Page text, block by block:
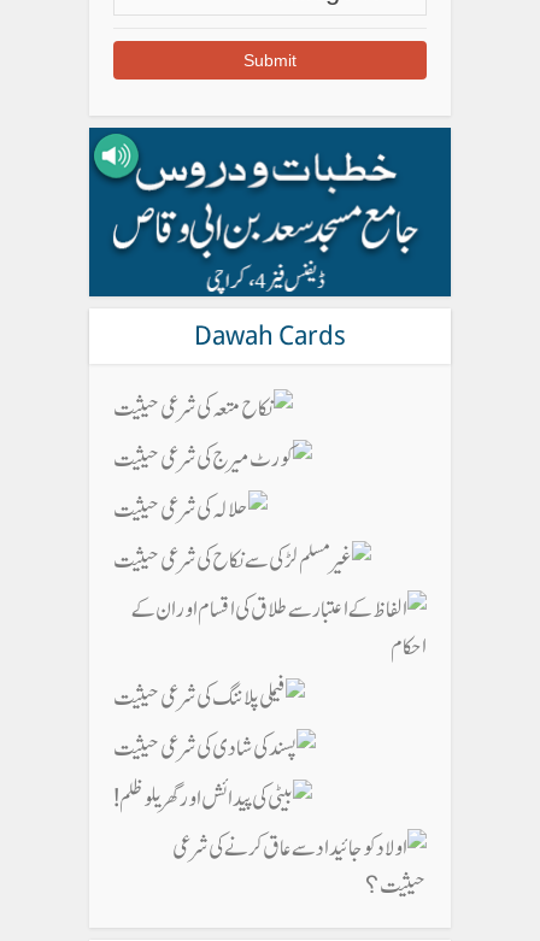
Dawah Cards